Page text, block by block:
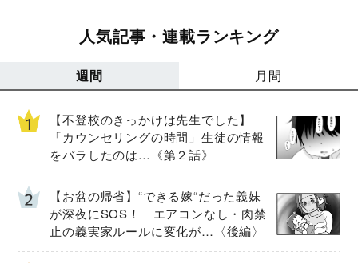
人気記事・連載ランキング
週間 月間
【不登校のきっかけは先生でした】
「カウンセリングの時間」生徒の情報
をバラしたのは…《第２話》
【お盆の帰省】“できる嫁“だった義妹
が深夜にSOS！ エアコンなし・肉禁
止の義実家ルールに変化が…〈後編〉